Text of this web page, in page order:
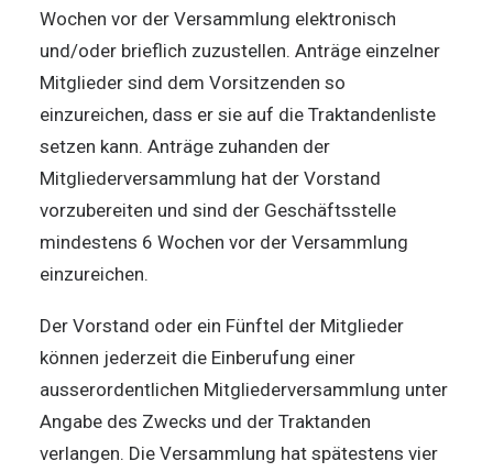
Wochen vor der Versammlung elektronisch
und/oder brieflich zuzustellen. Anträge einzelner
Mitglieder sind dem Vorsitzenden so
einzureichen, dass er sie auf die Traktandenliste
setzen kann. Anträge zuhanden der
Mitgliederversammlung hat der Vorstand
vorzubereiten und sind der Geschäftsstelle
mindestens 6 Wochen vor der Versammlung
einzureichen.
Der Vorstand oder ein Fünftel der Mitglieder
können jederzeit die Einberufung einer
ausserordentlichen Mitgliederversammlung unter
Angabe des Zwecks und der Traktanden
verlangen. Die Versammlung hat spätestens vier